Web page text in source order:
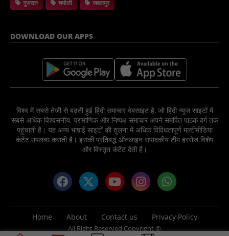
गुजरात
चमोली जबलपुर
DOWNLOAD OUR APPS
विश्व में सबसे तेजी से बढ़ती हुई हिंदी समाचार वेबसाइट है, जो हिंदी न्यूज साइटों में
सबसे अधिक विश्वसनीय, प्रामाणिक और निष्पक्ष समाचार अपने समर्पित पाठक वर्ग तक
पहुंचाती है। यह अन्य भाषाई साइटों की तुलना में अधिक विविधतापूर्ण मल्टीमीडिया
कंटेंट उपलब्ध कराती है। इसकी प्रतिबद्ध ऑनलाइन संपादकीय टीम हररोज विशेष
और विस्तृत कंटेंट देती है।
Home About Contact us Privacy Policy
All Right Reserved Copyright ©